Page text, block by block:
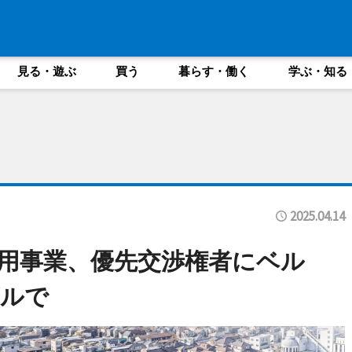
見る・遊ぶ 買う 暮らす・働く 学ぶ・知る
2025.04.14
事業、優先交渉権者にベル
で